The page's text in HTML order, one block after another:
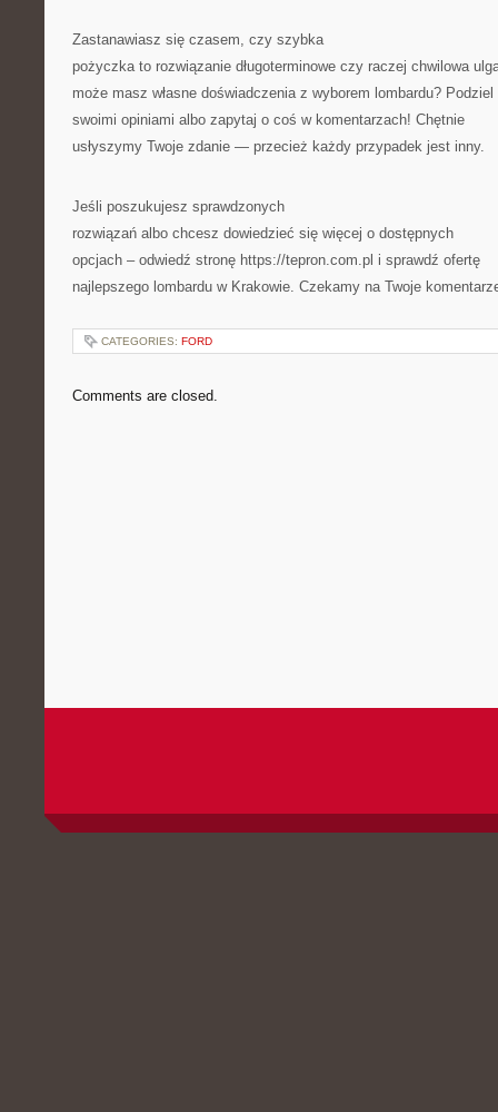
Zastanawiasz się czasem, czy szybka
pożyczka to rozwiązanie długoterminowe czy raczej chwilowa
może masz własne doświadczenia z wyborem lombardu? Podziel
swoimi opiniami albo zapytaj o coś w komentarzach! Chętnie
usłyszymy Twoje zdanie — przecież każdy przypadek jest inny.
Jeśli poszukujesz sprawdzonych
rozwiązań albo chcesz dowiedzieć się więcej o dostępnych
opcjach – odwiedź stronę https://tepron.com.pl i sprawdź ofertę
najlepszego lombardu w Krakowie. Czekamy na Twoje
CATEGORIES: FORD
Comments are closed.